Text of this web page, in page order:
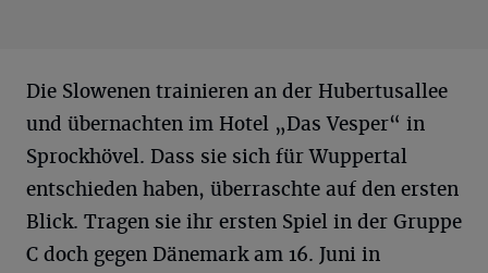
Die Slowenen trainieren an der Hubertusallee
und übernachten im Hotel „Das Vesper“ in
Sprockhövel. Dass sie sich für Wuppertal
entschieden haben, überraschte auf den ersten
Blick. Tragen sie ihr ersten Spiel in der Gruppe
C doch gegen Dänemark am 16. Juni in